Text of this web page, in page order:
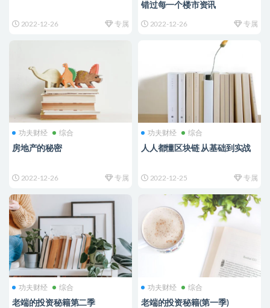
2022-12-26 专属
错过每一个楼市资讯
2022-12-26 专属
功夫财经 综合
房地产的秘密
2022-12-26 专属
功夫财经 综合
人人都懂区块链 从基础到实战
2022-12-25 专属
功夫财经 综合
老端的投资秘籍第二季
功夫财经 综合
老端的投资秘籍(第一季)